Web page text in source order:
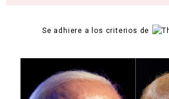
Se adhiere a los criterios de